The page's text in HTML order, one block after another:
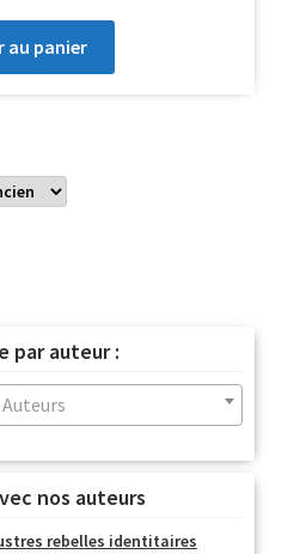
au panier
par auteur :
nos auteurs
rebelles identitaires